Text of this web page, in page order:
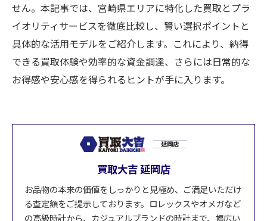
せん。本記事では、宮崎県エリアに特化した買取とプラ
イオリティサービスを徹底比較し、賢い選択ポイントと
具体的な活用モデルをご紹介します。これにより、納得
できる買取体験や効率的な資金調達、さらには日常的な
お得感や安心感を得られるヒントが手に入ります。
買取大吉 延岡店
お品物の本来の価値をしっかりと見極め、ご満足いただけ
る査定額をご提示しております。ロレックスやオメガなど
の高級時計から、カジュアルブランドの時計まで、幅広い